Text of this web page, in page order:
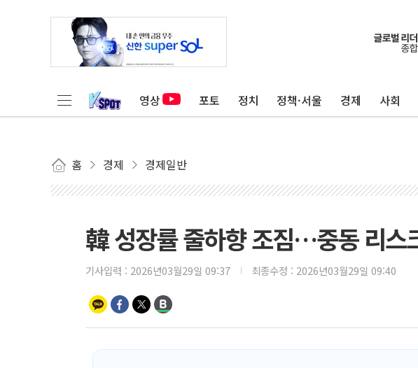
영상 포토 정치 정책·서울 경제 사회
홈 경제 경제일반
韓 성장률 줄하향 조짐…중동 리스
기사입력 : 2026년03월29일 09:37 최종수정 : 2026년03월29일 09:40